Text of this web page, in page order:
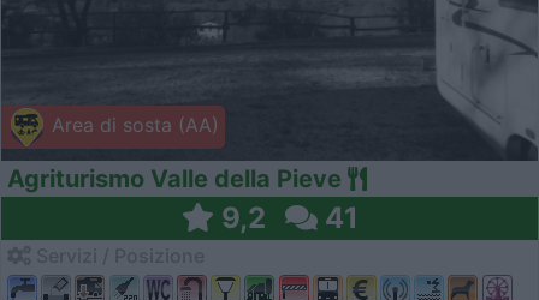
Area di sosta (AA)
Agriturismo Valle della Pieve
9,2 41